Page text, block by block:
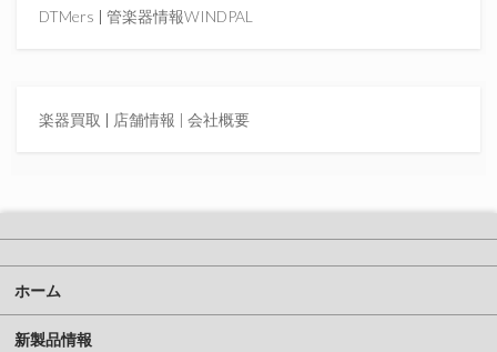
DTMers | 管楽器情報WINDPAL
楽器買取 | 店舗情報 | 会社概要
ホーム
新製品情報